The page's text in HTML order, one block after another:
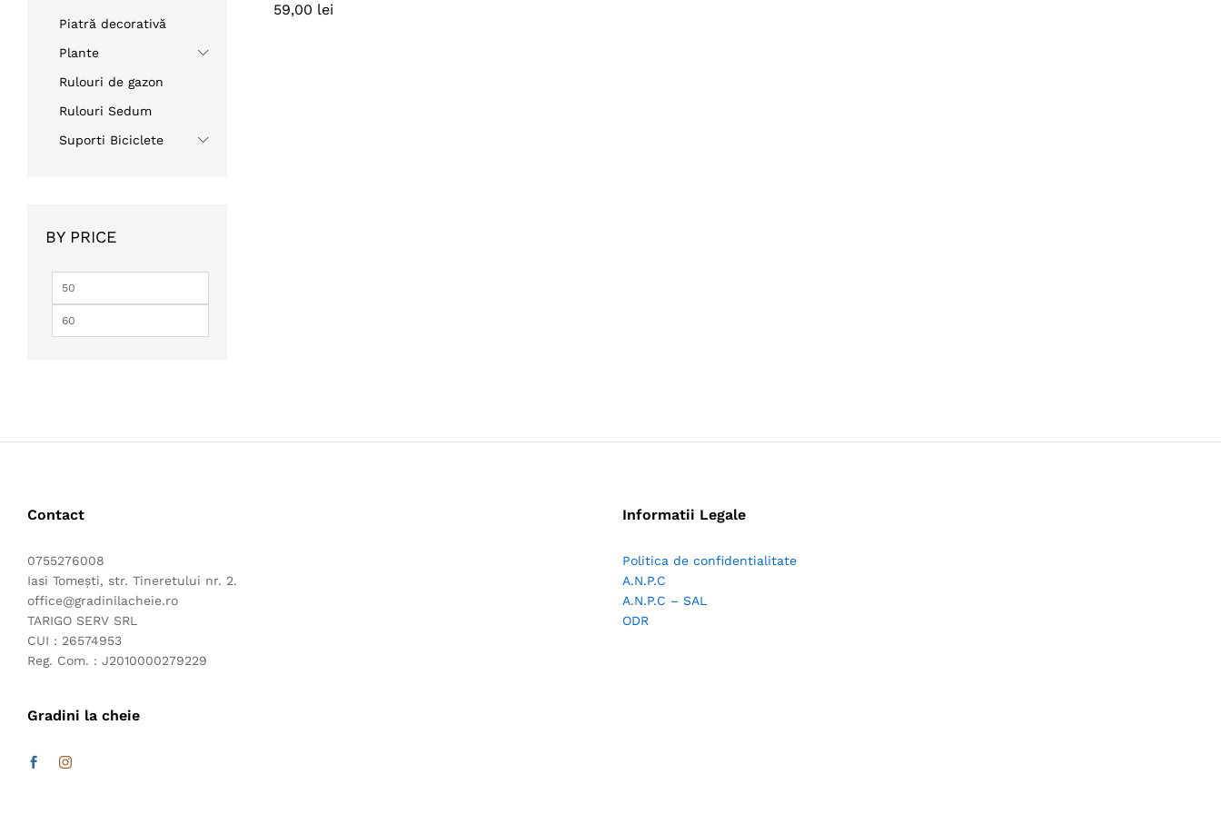
59,00 lei
59,00 lei
Piatră decorativă
Plante
Rulouri de gazon
Rulouri Sedum
Suporti Biciclete
BY PRICE
Preț
Contact
0755276008
Iasi Tomești, str. Tineretului nr. 2.
office@gradinilacheie.ro
TARIGO SERV SRL
CUI : 26574953
Reg. Com. : J2010000279229
Gradini la cheie
Informatii Legale
Politica de confidentialitate
A.N.P.C
A.N.P.C – SAL
ODR